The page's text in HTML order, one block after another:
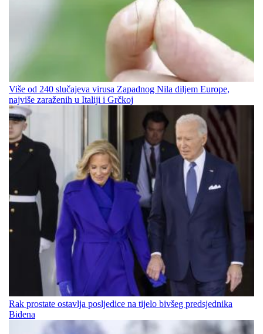
Više od 240 slučajeva virusa Zapadnog Nila diljem Europe,
najviše zaraženih u Italiji i Grčkoj
Rak prostate ostavlja posljedice na tijelo bivšeg predsjednika
Bidena